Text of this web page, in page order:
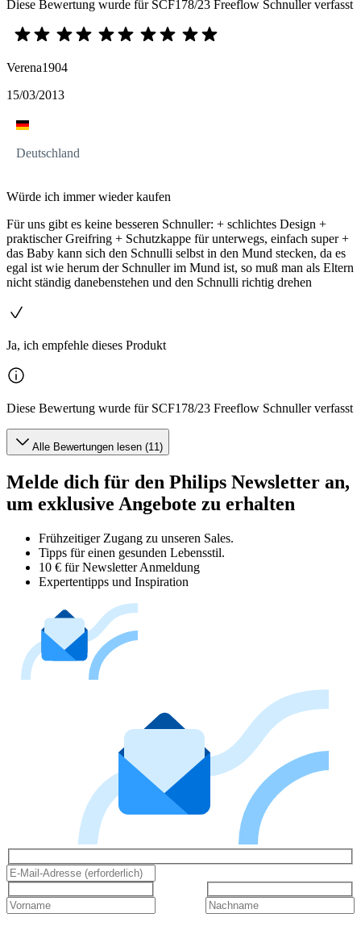
Diese Bewertung wurde für SCF178/23 Freeflow Schnuller verfasst
Verena1904
15/03/2013
Deutschland
Würde ich immer wieder kaufen
Für uns gibt es keine besseren Schnuller: + schlichtes Design +
praktischer Greifring + Schutzkappe für unterwegs, einfach super +
das Baby kann sich den Schnulli selbst in den Mund stecken, da es
egal ist wie herum der Schnuller im Mund ist, so muß man als Eltern
nicht ständig danebenstehen und den Schnulli richtig drehen
Ja, ich empfehle dieses Produkt
Diese Bewertung wurde für SCF178/23 Freeflow Schnuller verfasst
Alle Bewertungen lesen (11)
Melde dich für den Philips Newsletter an,
um exklusive Angebote zu erhalten
Frühzeitiger Zugang zu unseren Sales.
Tipps für einen gesunden Lebensstil.
10 € für Newsletter Anmeldung
Expertentipps und Inspiration